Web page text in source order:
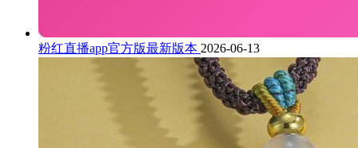
粉红直播app官方版最新版本 2026-06-13